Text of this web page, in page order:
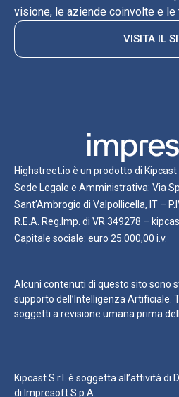
visione, le aziende coinvolte e
VISITA IL
Highstreet.io è un prodotto di Kipcast
Sede Legale e Amministrativa: Via
Sant’Ambrogio di Valpollicella, IT –
R.E.A. Reg.Imp. di VR 349278 –
Capitale sociale: euro 25.000,00 i.v.
Alcuni contenuti di questo sito sono
supporto dell’Intelligenza Artificiale.
soggetti a revisione umana prima
Kipcast S.r.l. è soggetta all’attività di
di Impresoft S.p.A.